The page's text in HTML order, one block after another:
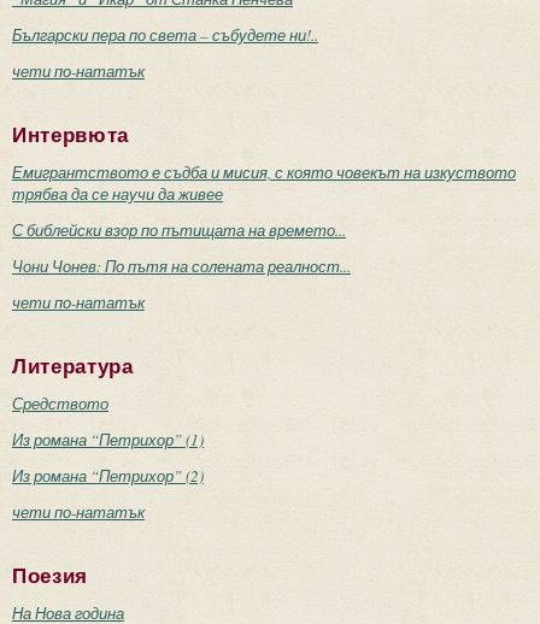
Български пера по света – събудете ни!..
чети по-нататък
Интервюта
Емигрантството е съдба и мисия, с която човекът на изкуството
трябва да се научи да живее
С библейски взор по пътищата на времето...
Чони Чонев: По пътя на солената реалност...
чети по-нататък
Литература
Средството
Из романа “Петрихор” (1)
Из романа “Петрихор” (2)
чети по-нататък
Поезия
На Нова година